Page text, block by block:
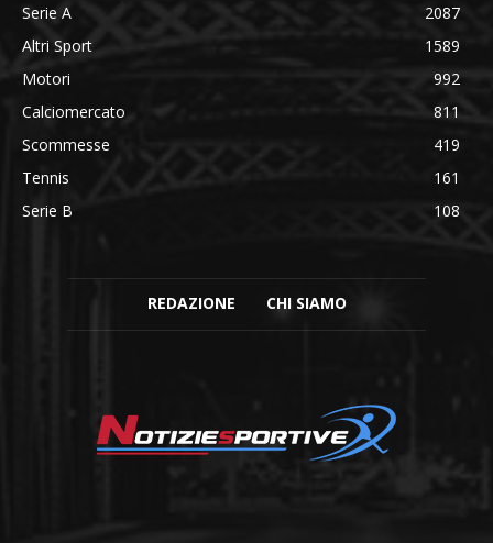
Serie A
2087
Altri Sport
1589
Motori
992
Calciomercato
811
Scommesse
419
Tennis
161
Serie B
108
REDAZIONE CHI SIAMO